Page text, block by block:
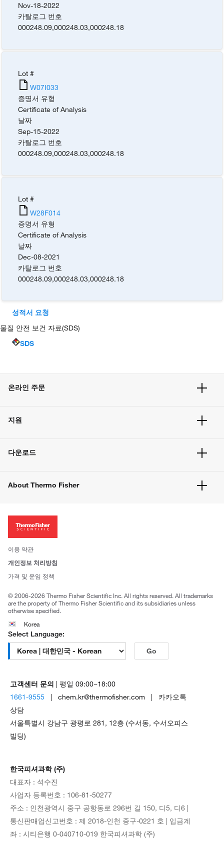
Nov-18-2022
카탈로그 번호
000248.09,000248.03,000248.18
Lot #
W07I033
증명서 유형
Certificate of Analysis
날짜
Sep-15-2022
카탈로그 번호
000248.09,000248.03,000248.18
Lot #
W28F014
증명서 유형
Certificate of Analysis
날짜
Dec-08-2021
카탈로그 번호
000248.09,000248.03,000248.18
성적서 요청
물질 안전 보건 자료(SDS)
SDS
온라인 주문
주문 방법
벌크 주문
지원
고객 센터
웹사이트 개선사항
다운로드
About Thermo Fisher
투자자
사회적 책임
브랜드
이용 약관
개인정보 처리방침
가격 및 운임 정책
© 2006-2026 Thermo Fisher Scientific Inc. All rights reserved. All trademarks
are the property of Thermo Fisher Scientific and its subsidiaries unless
otherwise specified.
Korea
Select Language:
Go
고객센터 문의
| 평일 09:00~18:00
1661-9555 | chem.kr@thermofisher.com | 카카오톡
상담
서울특별시 강남구 광평로 281, 12층 (수서동, 수서오피스
빌딩)
한국피셔과학 (주)
대표자 : 석수진
사업자 등록번호 : 106-81-50277
주소 : 인천광역시 중구 공항동로 296번 길 150, 디5, 디6 |
통신판매업신고번호 : 제 2018-인천 중구-0221 호 | 입금계
좌 : 시티은행 0-040710-019 한국피셔과학 (주)